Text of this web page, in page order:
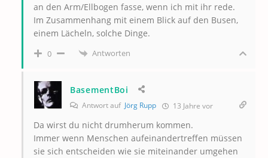
an den Arm/Ellbogen fasse, wenn ich mit ihr rede.
Im Zusammenhang mit einem Blick auf den Busen,
einem Lächeln, solche Dinge.
0 Antworten
BasementBoi
Antwort auf Jörg Rupp 13 Jahre vor
Da wirst du nicht drumherum kommen.
Immer wenn Menschen aufeinandertreffen müssen
sie sich entscheiden wie sie miteinander umgehen